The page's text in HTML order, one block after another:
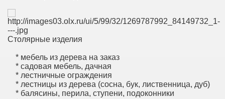
Столярные изделия
* мебель из дерева на заказ
* садовая мебель, дачная
* лестничные ограждения
* лестницы из дерева (сосна, бук, лиственница, дуб)
* балясины, перила, ступени, подоконники